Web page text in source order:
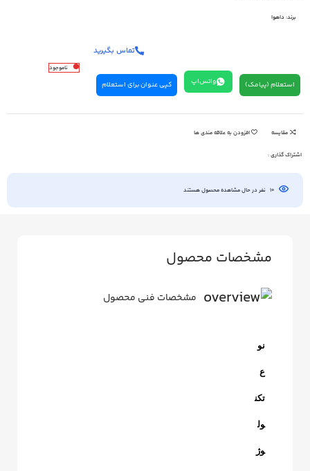
برند: داهوا
تماس بگیرید
استعلام (پیامک) واتس‌اپ کپی عنوان برای استعلام
ناموجود
مقایسه افزودن به علاقه مندی ها
اشتراک گذاری :
10 نفر در حال مشاهده محصول هستند
مشخصات محصول
مشخصات فنی محصول
نو
ع
تکن
ول
وژ